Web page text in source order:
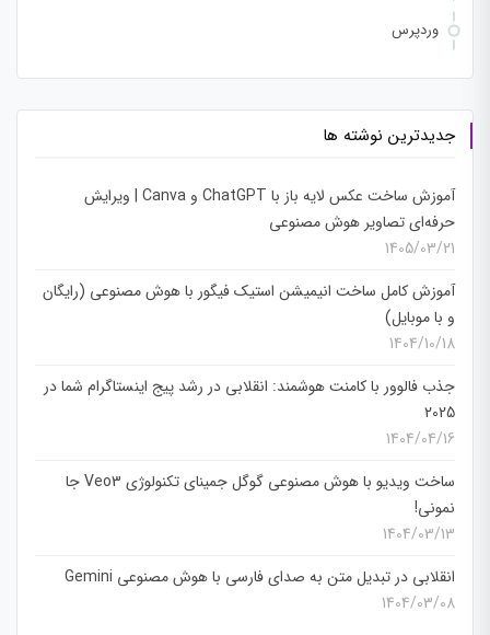
وردپرس
جدیدترین نوشته ها
آموزش ساخت عکس لایه باز با ChatGPT و Canva | ویرایش
حرفه‌ای تصاویر هوش مصنوعی
1405/03/21
آموزش کامل ساخت انیمیشن استیک فیگور با هوش مصنوعی (رایگان
و با موبایل)
1404/10/18
جذب فالوور با کامنت هوشمند: انقلابی در رشد پیج اینستاگرام شما در
2025
1404/04/16
ساخت ویدیو با هوش مصنوعی گوگل جمینای تکنولوژی Veo3 جا
نمونی!
1404/03/13
انقلابی در تبدیل متن به صدای فارسی با هوش مصنوعی Gemini
1404/03/08